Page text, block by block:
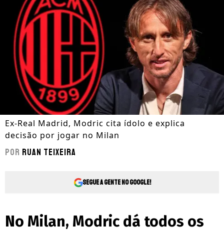
Ex-Real Madrid, Modric cita ídolo e explica
decisão por jogar no Milan
Por Ruan Teixeira
Segue a gente no Google!
No Milan, Modric dá todos os